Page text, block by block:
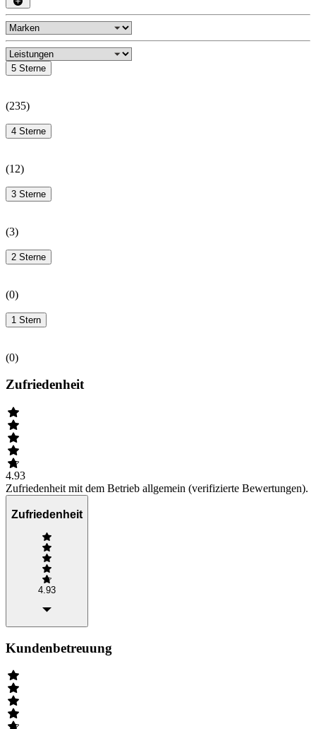
5 Sterne
(235)
4 Sterne
(12)
3 Sterne
(3)
2 Sterne
(0)
1 Stern
(0)
Zufriedenheit
4.93
Zufriedenheit mit dem Betrieb allgemein (verifizierte Bewertungen).
Zufriedenheit
4.93
Kundenbetreuung